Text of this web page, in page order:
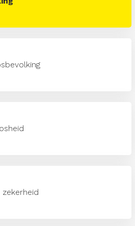
zekerheid